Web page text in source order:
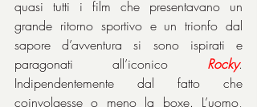
quasi tutti i film che presentavano un
grande ritorno sportivo e un trionfo dal
sapore d’avventura si sono ispirati e
paragonati all’iconico Rocky.
Indipendentemente dal fatto che
coinvolgesse o meno la boxe. L’uomo,